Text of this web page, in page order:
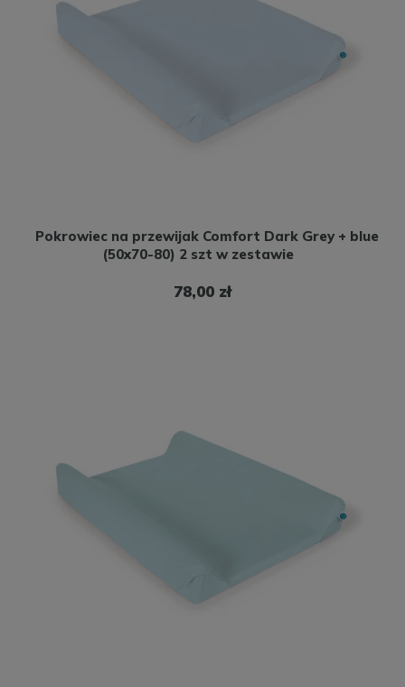
Pokrowiec na przewijak Comfort Dark Grey + blue
(50x70-80) 2 szt w zestawie
78,00 zł